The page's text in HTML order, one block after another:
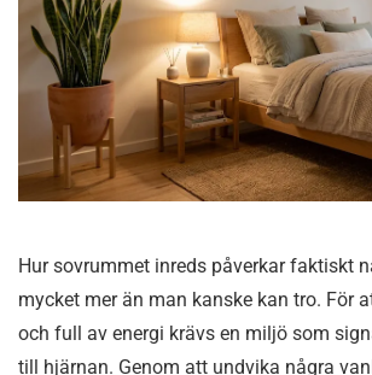
Hur sovrummet inreds påverkar faktiskt
mycket mer än man kanske kan tro. För
och full av energi krävs en miljö som
till hjärnan. Genom att undvika några